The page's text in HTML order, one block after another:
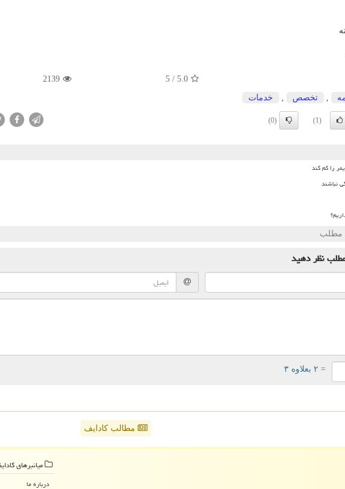
5.0
/
5
2139
, تخصص , خدمات
(1)
(0)
نباشند
مطلب
نظر دهید
= ۲ بعلاوه ۳
مطالب کادایف
میانبرهای
درباره ما